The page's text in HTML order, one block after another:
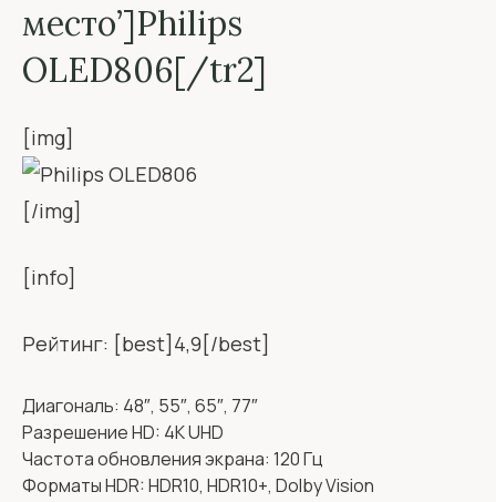
место’]Philips
OLED806[/tr2]
[img]
[/img]
[info]
Рейтинг: [best]4,9[/best]
Диагональ: 48″, 55″, 65″, 77″
Разрешение HD: 4K UHD
Частота обновления экрана: 120 Гц
Форматы HDR: HDR10, HDR10+, Dolby Vision